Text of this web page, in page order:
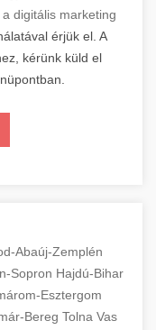
a digitális marketing
érjük el. A
kérünk küld el
Abaúj-Zemplén
Sopron Hajdú-Bihar
Esztergom
Bereg Tolna Vas